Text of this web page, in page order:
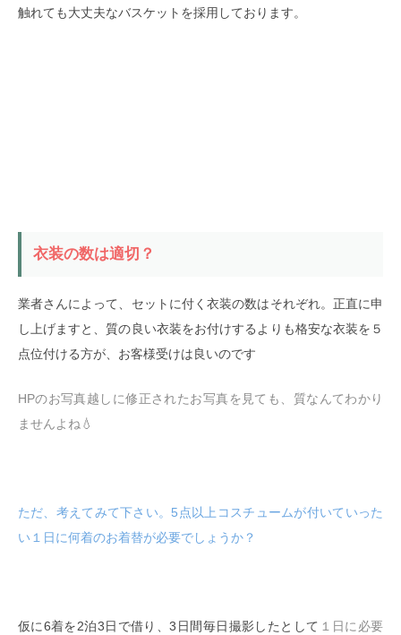
触れても大丈夫なバスケットを採用しております。
衣装の数は適切？
業者さんによって、セットに付く衣装の数はそれぞれ。正直に申
し上げますと、質の良い衣装をお付けするよりも格安な衣装を５
点位付ける方が、お客様受けは良いのです
HPのお写真越しに修正されたお写真を見ても、質なんてわかり
ませんよね💧
ただ、考えてみて下さい。5点以上コスチュームが付いていった
い１日に何着のお着替が必要でしょうか？
仮に6着を2泊3日で借り、3日間毎日撮影したとして １日に必要